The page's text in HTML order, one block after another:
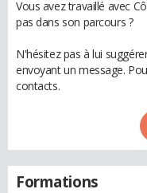
Vous avez travaillé avec
pas dans son parcours ?
N'hésitez pas à lui
envoyant un message.
contacts.
Formations